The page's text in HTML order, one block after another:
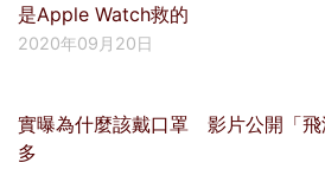
是Apple Watch救的
2020年09月20日
實曝為什麼該戴口罩 影片公開「飛
多